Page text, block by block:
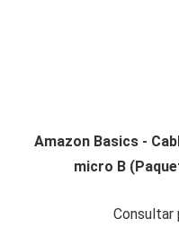
Amazon Basics -
micro B
Consultar